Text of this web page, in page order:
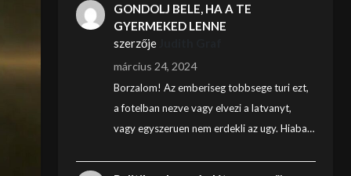
GONDOLJ BELE, HA A TE
GYERMEKED LENNE
szerzője
március 24, 2024
Borzalom! Az emberiseg tobbsege turi ezt,
a fotelban nezve vagy elvezi a latvanyt,
vagy egyszeruen nem erdekli az ugy. Hiaba…